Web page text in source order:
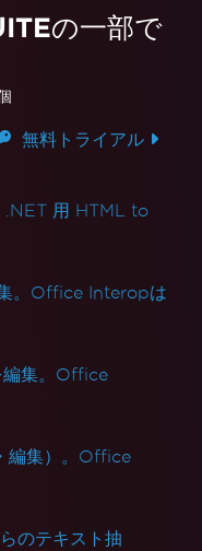
の一部で
無料トライアル
.NET 用 HTML to
。Office Interopは
編集。Office
編集）。Office
のテキスト抽